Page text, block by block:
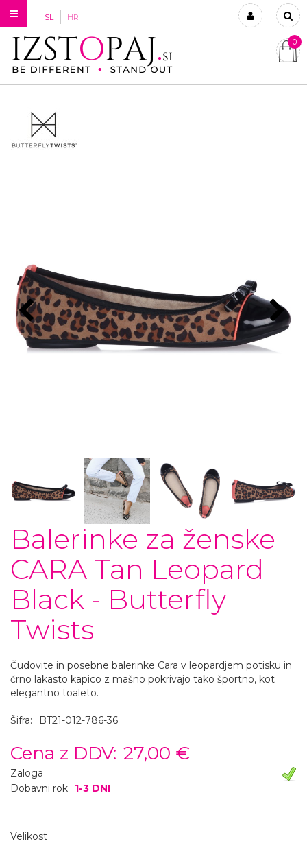
SL HR
Prijavi se
0
Balerinke za ženske
CARA Tan Leopard
Black - Butterfly
Twists
Čudovite in posebne balerinke Cara v leopardjem potisku in
črno lakasto kapico z mašno pokrivajo tako športno, kot
elegantno toaleto.
Šifra: BT21-012-786-36
Cena z DDV: 27,00 €
Zaloga
Dobavni rok
1-3 DNI
Velikost